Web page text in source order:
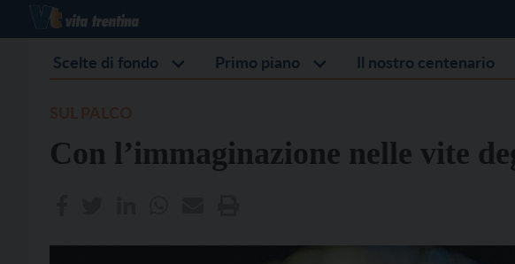
Scelte di fondo Primo piano Il nostro centenario
Con l’immaginazione nelle vite